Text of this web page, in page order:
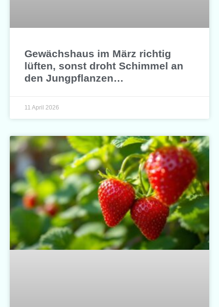
Gewächshaus im März richtig
lüften, sonst droht Schimmel an
den Jungpflanzen…
11 April 2026